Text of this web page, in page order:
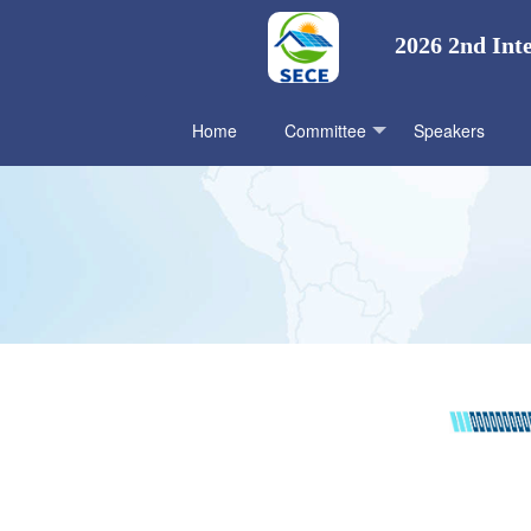
2026 2nd
Home Committee Speakers